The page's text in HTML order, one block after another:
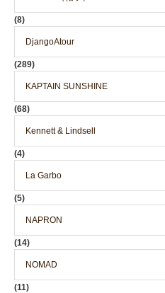
(8)
DjangoAtour
(289)
KAPTAIN SUNSHINE
(68)
Kennett & Lindsell
(4)
La Garbo
(5)
NAPRON
(14)
NOMAD
(11)